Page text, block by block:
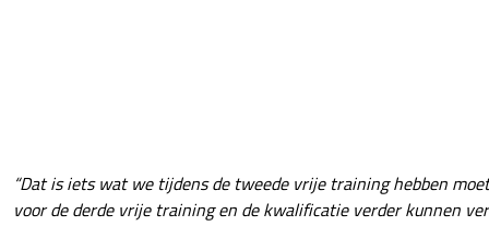
“Dat is iets wat we tijdens de tweede vrije training hebben
voor de derde vrije training en de kwalificatie verder kunnen